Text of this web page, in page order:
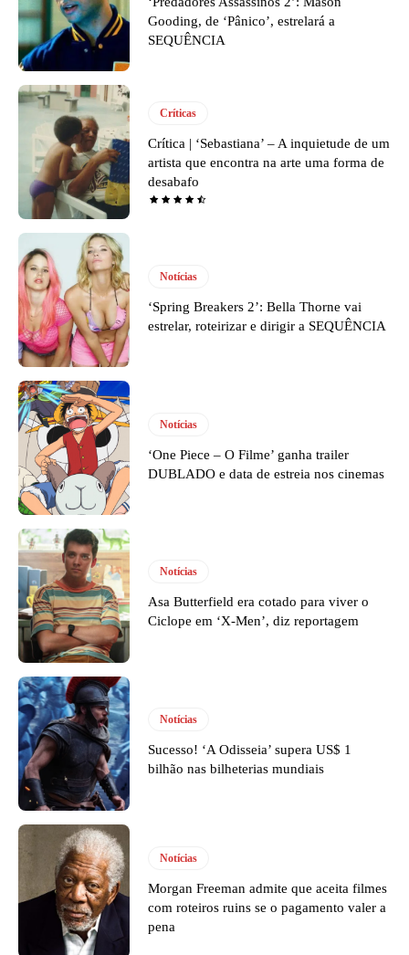
Gooding, de ‘Pânico’, estrelará a
SEQUÊNCIA
Críticas
Crítica | ‘Sebastiana’ – A inquietude de um
artista que encontra na arte uma forma de
desabafo
Notícias
‘Spring Breakers 2’: Bella Thorne vai
estrelar, roteirizar e dirigir a SEQUÊNCIA
Notícias
‘One Piece – O Filme’ ganha trailer
DUBLADO e data de estreia nos cinemas
Notícias
Asa Butterfield era cotado para viver o
Ciclope em ‘X-Men’, diz reportagem
Notícias
Sucesso! ‘A Odisseia’ supera US$ 1
bilhão nas bilheterias mundiais
Notícias
Morgan Freeman admite que aceita filmes
com roteiros ruins se o pagamento valer a
pena